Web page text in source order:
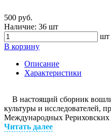
500 руб.
Наличие: 36 шт
шт
В корзину
Описание
Характеристики
В настоящий сборник
культуры и исследователей,
Международных Рериховских
Читать далее